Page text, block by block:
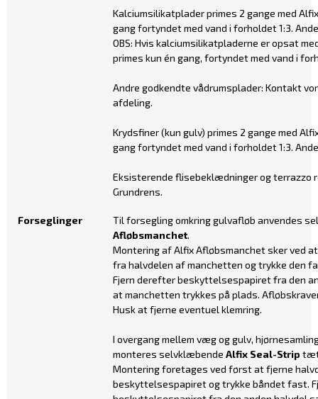
Kalciumsilikatplader primes 2 gange med
gang fortyndet med vand i forholdet 1:3.
OBS: Hvis kalciumsilikatpladerne er opsat
primes kun én gang, fortyndet med vand i
Andre godkendte vådrumsplader: Kontakt
afdeling.
Krydsfiner (kun gulv) primes 2 gange med
gang fortyndet med vand i forholdet 1:3.
Eksisterende flisebeklædninger og terrazzo
Grundrens.
Forseglinger
Til forsegling omkring gulvafløb anvendes
Afløbsmanchet.
Montering af Alfix Afløbsmanchet sker ved
fra halvdelen af manchetten og trykke den
Fjern derefter beskyttelsespapiret fra den
at manchetten trykkes på plads.
Husk at fjerne eventuel klemring.
I overgang mellem væg og gulv,
monteres selvklæbende Alfix Seal-Strip
Montering foretages ved først at fjerne
beskyttelsespapiret og trykke båndet fast.